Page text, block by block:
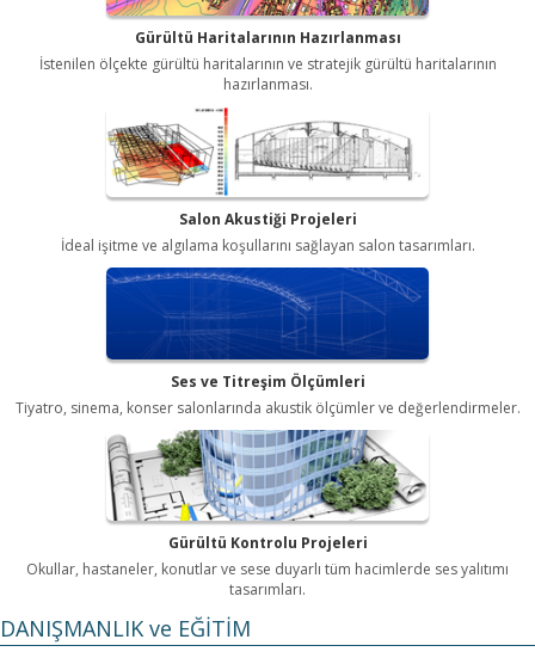
Gürültü Haritalarının Hazırlanması
İstenilen ölçekte gürültü haritalarının ve stratejik gürültü haritalarının
hazırlanması.
Salon Akustiği Projeleri
İdeal işitme ve algılama koşullarını sağlayan salon tasarımları.
Ses ve Titreşim Ölçümleri
Tiyatro, sinema, konser salonlarında akustik ölçümler ve değerlendirmeler.
Gürültü Kontrolu Projeleri
Okullar, hastaneler, konutlar ve sese duyarlı tüm hacimlerde ses yalıtımı
tasarımları.
DANIŞMANLIK ve EĞİTİM